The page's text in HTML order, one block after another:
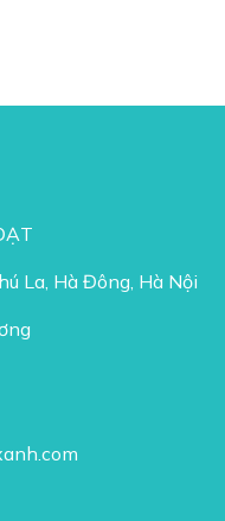
La, Hà Đông, Hà Nội